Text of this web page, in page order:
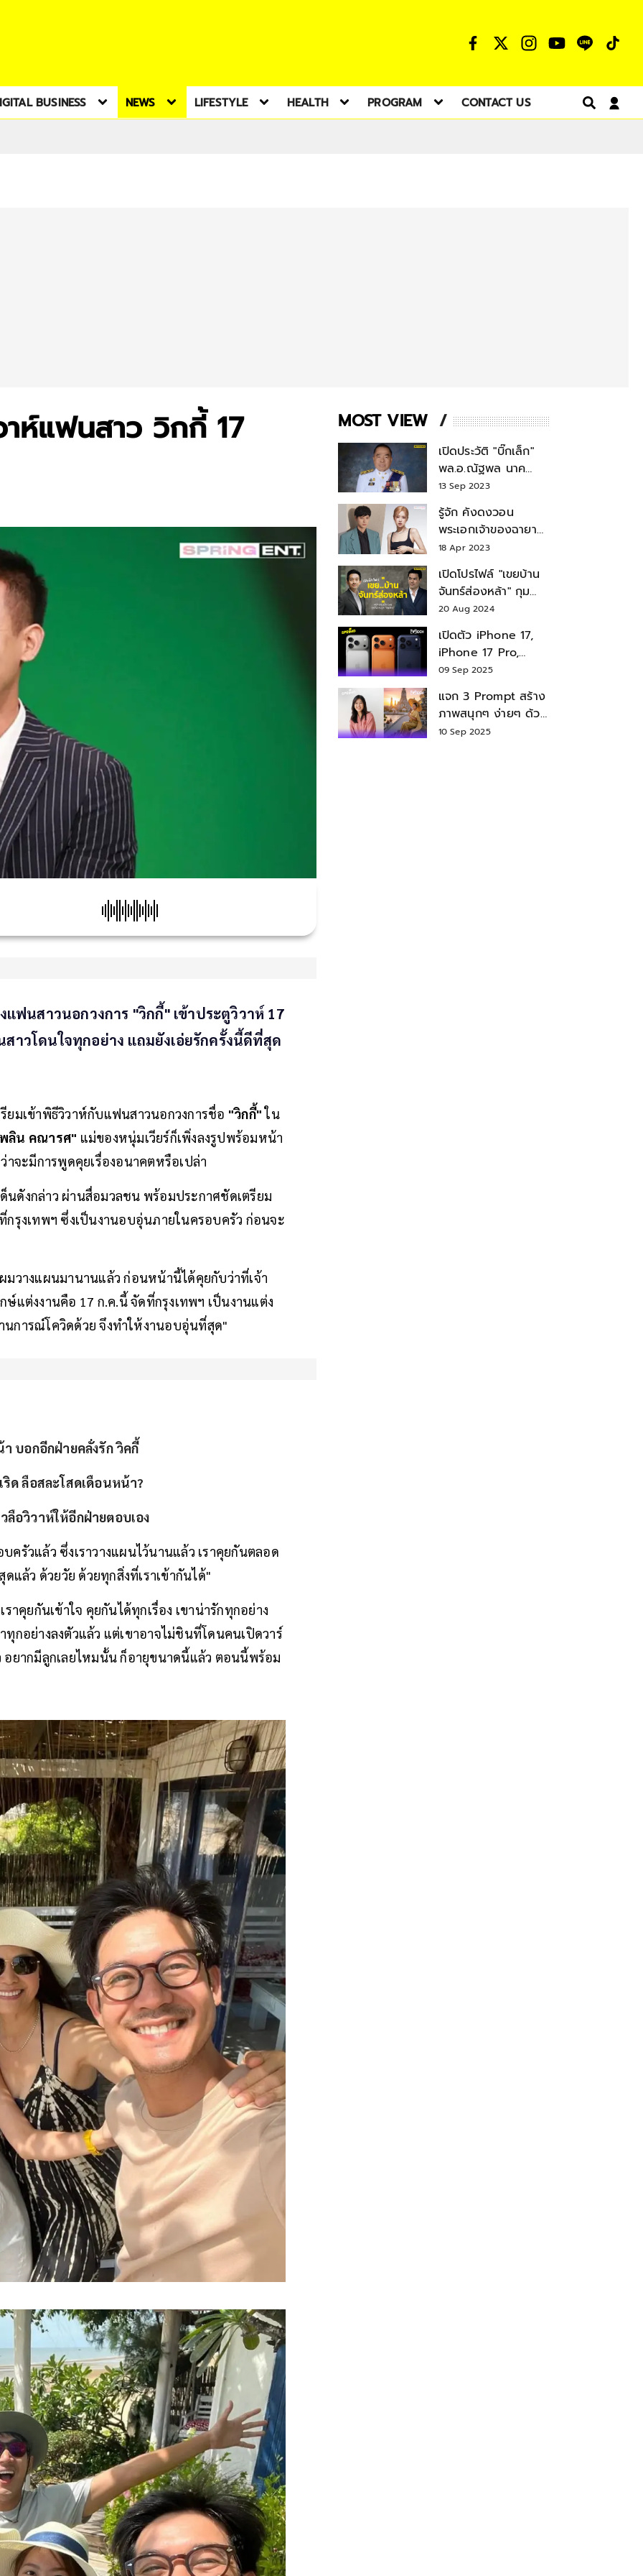
BUSINESS NEWS LIFESTYLE HEALTH PROGRAM CONTACT US
ห์แฟนสาว วิกกี้ 17
ฟนสาวนอกวงการ "วิกกี้" เข้าประตูวิวาห์ 17
าวโดนใจทุกอย่าง แถมยังเอ่ยรักครั้งนี้ดีที่สุด
รียมเข้าพิธีวิวาห์กับแฟนสาวนอกวงการชื่อ "วิกกี้"ใน
ลิน คณารศ" แม่ของหนุ่มเวียร์ก็เพิ่งลงรูปพร้อมหน้า
จะมีการพูดคุยเรื่องอนาคตหรือเปล่า
ดังกล่าว ผ่านสื่อมวลชน พร้อมประกาศชัดเตรียม
กรุงเทพฯ ซึ่งเป็นงานอบอุ่นภายในครอบครัว ก่อนจะ
มวางแผนมานานแล้ว ก่อนหน้านี้ได้คุยกับว่าที่เจ้า
ษ์แต่งงานคือ 17 ก.ค.นี้ จัดที่กรุงเทพฯ เป็นงานแต่ง
นการณ์โควิดด้วย จึงทำให้งานอบอุ่นที่สุด"
บอกอีกฝ่ายคลั่งรัก วิคกี้
ด ลือสละโสดเดือนหน้า?
อวิวาห์ให้อีกฝ่ายตอบเอง
รัวแล้ว ซึ่งเราวางแผนไว้นานแล้ว เราคุยกันตลอด
ล้ว ด้วยวัย ด้วยทุกสิ่งที่เราเข้ากันได้"
าคุยกันเข้าใจ คุยกันได้ทุกเรื่อง เขาน่ารักทุกอย่าง
กอย่างลงตัวแล้ว แต่เขาอาจไม่ชินที่โดนคนเปิดวาร์
อยากมีลูกเลยไหมนั้น ก็อายุขนาดนี้แล้ว ตอนนี้พร้อม
MOST VIEW
เปิดประวัติ "บิ๊กเล็ก"
พล.อ.ณัฐพล นาค
พาณิชย์ จากเลขาฯ
สมช.-เลขาฯ
รมว.กลาโหม
13 Sep 2023
รู้จัก คังดงวอน
พระเอกเจ้าของฉายา
สมบัติแห่งชาติ หลังมี
18 Apr 2023
เปิดโปรไฟล์ "เขยบ้าน
จันทร์ส่องหล้า" กุม
บังเหียนธุรกิจตระกูล
"ชินวัตร"
20 Aug 2024
เปิดตัว iPhone 17,
iPhone 17 Pro,
iPhone 17 Air สเปค
09 Sep 2025
แจก 3 Prompt สร้าง
ภาพสนุกๆ ง่ายๆ ด้วย
Nano Banana ใน
10 Sep 2025